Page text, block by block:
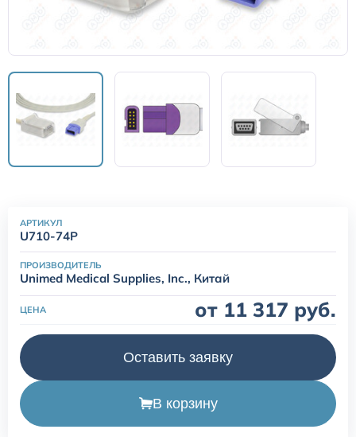
АРТИКУЛ
U710-74P
ПРОИЗВОДИТЕЛЬ
Unimed Medical Supplies, Inc., Китай
ЦЕНА от 11 317 руб.
Оставить заявку
В корзину
Датчики потока для аппаратов ИВЛ
Электроды для ЭКГ
Пульсоксиметры
Кабели для инвазивного давления (ИАД)
Подбор по марке оборудования
Оригинальные расходные материалы GE
Nihon Kohden расходные материалы
Расходные материалы для транскутанного монитора
Sentec
Расходные материалы к аппарату Авента-М